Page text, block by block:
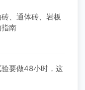
、通体砖、岩板
南
验要做48小时，这